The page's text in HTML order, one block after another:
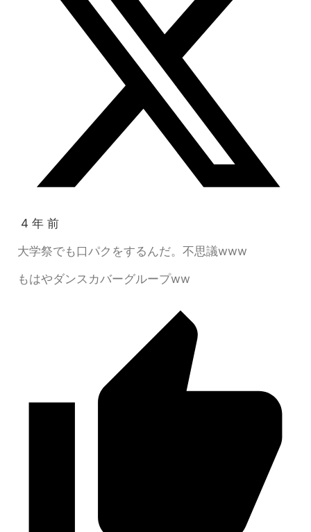
4 年 前
大学祭でも口パクをするんだ。不思議www
もはやダンスカバーグループww